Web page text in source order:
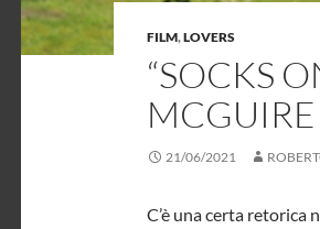
FILM,LOVERS
“SOCKS
MCGUIRE
21/06/2021
C’è una certa retorica